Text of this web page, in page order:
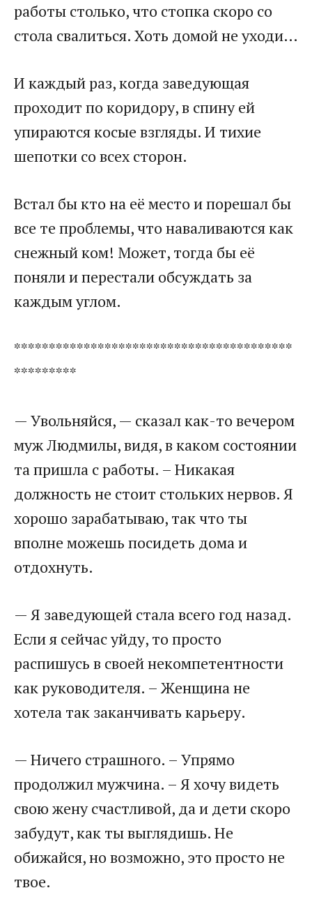
работы столько, что стопка скоро со
стола свалиться. Хоть домой не уходи…
И каждый раз, когда заведующая
проходит по коридору, в спину ей
упираются косые взгляды. И тихие
шепотки со всех сторон.
Встал бы кто на её место и порешал бы
все те проблемы, что наваливаются как
снежный ком! Может, тогда бы её
поняли и перестали обсуждать за
каждым углом.
****************************************
*********
— Увольняйся, — сказал как-то вечером
муж Людмилы, видя, в каком состоянии
та пришла с работы. – Никакая
должность не стоит стольких нервов. Я
хорошо зарабатываю, так что ты
вполне можешь посидеть дома и
отдохнуть.
— Я заведующей стала всего год назад.
Если я сейчас уйду, то просто
распишусь в своей некомпетентности
как руководителя. – Женщина не
хотела так заканчивать карьеру.
— Ничего страшного. – Упрямо
продолжил мужчина. – Я хочу видеть
свою жену счастливой, да и дети скоро
забудут, как ты выглядишь. Не
обижайся, но возможно, это просто не
твое.